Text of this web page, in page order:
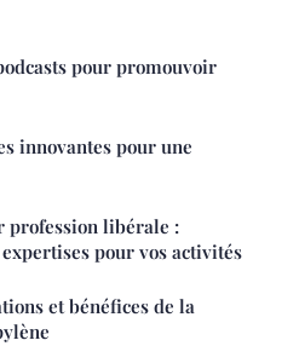
pour promouvoir
innovantes pour une
profession libérale :
pour vos activités
et bénéfices de la